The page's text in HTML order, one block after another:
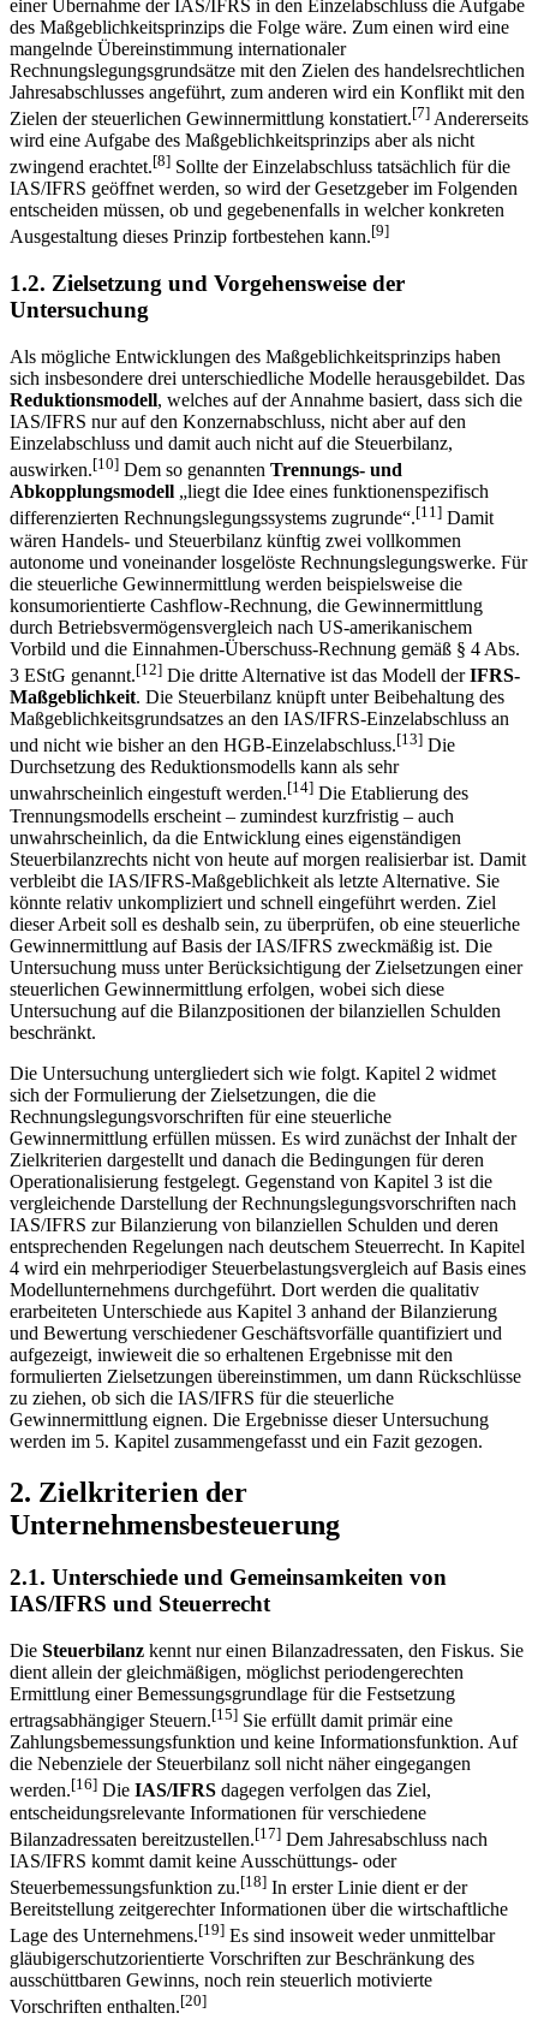
einer Übernahme der IAS/IFRS in den Einzelabschluss die Aufgabe
des Maßgeblichkeitsprinzips die Folge wäre. Zum einen wird eine
mangelnde Übereinstimmung internationaler
Rechnungslegungsgrundsätze mit den Zielen des handelsrechtlichen
Jahresabschlusses angeführt, zum anderen wird ein Konflikt mit den
Zielen der steuerlichen Gewinnermittlung konstatiert.[7] Andererseits
wird eine Aufgabe des Maßgeblichkeitsprinzips aber als nicht
zwingend erachtet.[8] Sollte der Einzelabschluss tatsächlich für die
IAS/IFRS geöffnet werden, so wird der Gesetzgeber im Folgenden
entscheiden müssen, ob und gegebenenfalls in welcher konkreten
Ausgestaltung dieses Prinzip fortbestehen kann.[9]
1.2. Zielsetzung und Vorgehensweise der
Untersuchung
Als mögliche Entwicklungen des Maßgeblichkeitsprinzips haben
sich insbesondere drei unterschiedliche Modelle herausgebildet. Das
Reduktionsmodell, welches auf der Annahme basiert, dass sich die
IAS/IFRS nur auf den Konzernabschluss, nicht aber auf den
Einzelabschluss und damit auch nicht auf die Steuerbilanz,
auswirken.[10] Dem so genannten Trennungs- und
Abkopplungsmodell „liegt die Idee eines funktionenspezifisch
differenzierten Rechnungslegungssystems zugrunde“.[11] Damit
wären Handels- und Steuerbilanz künftig zwei vollkommen
autonome und voneinander losgelöste Rechnungslegungswerke. Für
die steuerliche Gewinnermittlung werden beispielsweise die
konsumorientierte Cashflow-Rechnung, die Gewinnermittlung
durch Betriebsvermögensvergleich nach US-amerikanischem
Vorbild und die Einnahmen-Überschuss-Rechnung gemäß § 4 Abs.
3 EStG genannt.[12] Die dritte Alternative ist das Modell derIFRS-
Maßgeblichkeit. Die Steuerbilanz knüpft unter Beibehaltung des
Maßgeblichkeitsgrundsatzes an den IAS/IFRS-Einzelabschluss an
und nicht wie bisher an den HGB-Einzelabschluss.[13] Die
Durchsetzung des Reduktionsmodells kann als sehr
unwahrscheinlich eingestuft werden.[14] Die Etablierung des
Trennungsmodells erscheint – zumindest kurzfristig – auch
unwahrscheinlich, da die Entwicklung eines eigenständigen
Steuerbilanzrechts nicht von heute auf morgen realisierbar ist. Damit
verbleibt die IAS/IFRS-Maßgeblichkeit als letzte Alternative. Sie
könnte relativ unkompliziert und schnell eingeführt werden. Ziel
dieser Arbeit soll es deshalb sein, zu überprüfen, ob eine steuerliche
Gewinnermittlung auf Basis der IAS/IFRS zweckmäßig ist. Die
Untersuchung muss unter Berücksichtigung der Zielsetzungen einer
steuerlichen Gewinnermittlung erfolgen, wobei sich diese
Untersuchung auf die Bilanzpositionen der bilanziellen Schulden
beschränkt.
Die Untersuchung untergliedert sich wie folgt. Kapitel 2 widmet
sich der Formulierung der Zielsetzungen, die die
Rechnungslegungsvorschriften für eine steuerliche
Gewinnermittlung erfüllen müssen. Es wird zunächst der Inhalt der
Zielkriterien dargestellt und danach die Bedingungen für deren
Operationalisierung festgelegt. Gegenstand von Kapitel 3 ist die
vergleichende Darstellung der Rechnungslegungsvorschriften nach
IAS/IFRS zur Bilanzierung von bilanziellen Schulden und deren
entsprechenden Regelungen nach deutschem Steuerrecht. In Kapitel
4 wird ein mehrperiodiger Steuerbelastungsvergleich auf Basis eines
Modellunternehmens durchgeführt. Dort werden die qualitativ
erarbeiteten Unterschiede aus Kapitel 3 anhand der Bilanzierung
und Bewertung verschiedener Geschäftsvorfälle quantifiziert und
aufgezeigt, inwieweit die so erhaltenen Ergebnisse mit den
formulierten Zielsetzungen übereinstimmen, um dann Rückschlüsse
zu ziehen, ob sich die IAS/IFRS für die steuerliche
Gewinnermittlung eignen. Die Ergebnisse dieser Untersuchung
werden im 5. Kapitel zusammengefasst und ein Fazit gezogen.
2. Zielkriterien der
Unternehmensbesteuerung
2.1. Unterschiede und Gemeinsamkeiten von
IAS/IFRS und Steuerrecht
Die Steuerbilanz kennt nur einen Bilanzadressaten, den Fiskus. Sie
dient allein der gleichmäßigen, möglichst periodengerechten
Ermittlung einer Bemessungsgrundlage für die Festsetzung
ertragsabhängiger Steuern.[15] Sie erfüllt damit primär eine
Zahlungsbemessungsfunktion und keine Informationsfunktion. Auf
die Nebenziele der Steuerbilanz soll nicht näher eingegangen
werden.[16] Die IAS/IFRS dagegen verfolgen das Ziel,
entscheidungsrelevante Informationen für verschiedene
Bilanzadressaten bereitzustellen.[17] Dem Jahresabschluss nach
IAS/IFRS kommt damit keine Ausschüttungs- oder
Steuerbemessungsfunktion zu.[18] In erster Linie dient er der
Bereitstellung zeitgerechter Informationen über die wirtschaftliche
Lage des Unternehmens.[19] Es sind insoweit weder unmittelbar
gläubigerschutzorientierte Vorschriften zur Beschränkung des
ausschüttbaren Gewinns, noch rein steuerlich motivierte
Vorschriften enthalten.[20]